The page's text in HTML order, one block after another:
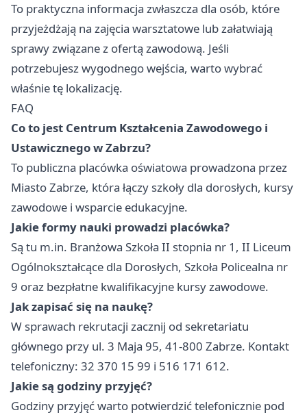
To praktyczna informacja zwłaszcza dla osób, które
przyjeżdżają na zajęcia warsztatowe lub załatwiają
sprawy związane z ofertą zawodową. Jeśli
potrzebujesz wygodnego wejścia, warto wybrać
właśnie tę lokalizację.
FAQ
Co to jest Centrum Kształcenia Zawodowego i
Ustawicznego w Zabrzu?
To publiczna placówka oświatowa prowadzona przez
Miasto Zabrze, która łączy szkoły dla dorosłych, kursy
zawodowe i wsparcie edukacyjne.
Jakie formy nauki prowadzi placówka?
Są tu m.in. Branżowa Szkoła II stopnia nr 1, II Liceum
Ogólnokształcące dla Dorosłych, Szkoła Policealna nr
9 oraz bezpłatne kwalifikacyjne kursy zawodowe.
Jak zapisać się na naukę?
W sprawach rekrutacji zacznij od sekretariatu
głównego przy ul. 3 Maja 95, 41-800 Zabrze. Kontakt
telefoniczny: 32 370 15 99 i 516 171 612.
Jakie są godziny przyjęć?
Godziny przyjęć warto potwierdzić telefonicznie pod